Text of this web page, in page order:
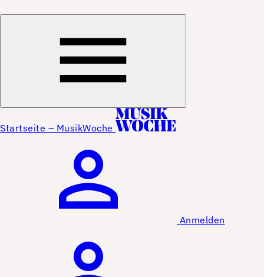
Startseite – MusikWoche
Anmelden